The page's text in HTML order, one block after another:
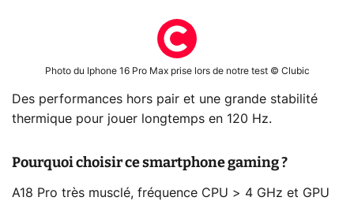
Photo du Iphone 16 Pro Max prise lors de notre test © Clubic
Des performances hors pair et une grande stabilité
thermique pour jouer longtemps en 120 Hz.
Pourquoi choisir ce smartphone gaming ?
A18 Pro très musclé, fréquence CPU > 4 GHz et GPU